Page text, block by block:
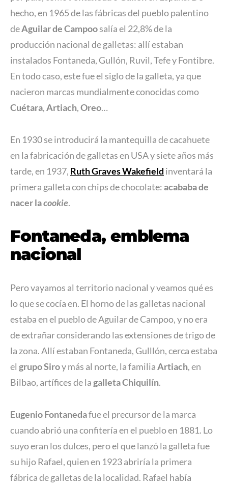
hecho, en 1965 de las fábricas del pueblo palentino
deAguilar de Campoosalía el 22,8% de la
producción nacional de galletas: allí estaban
instalados Fontaneda, Gullón, Ruvil, Tefe y Fontibre.
En todo caso, este fue el siglo de la galleta, ya que
nacieron marcas mundialmente conocidas como
Cuétara,Artiach,Oreo…
En 1930 se introducirá la mantequilla de cacahuete
en la fabricación de galletas en USA y siete años más
tarde, en 1937, Ruth Graves Wakefield inventará la
primera galleta con chips de chocolate:acababa de
nacer lacookie.
Fontaneda, emblema
nacional
Pero vayamos al territorio nacional y veamos qué es
lo que se cocía en. El horno de las galletas nacional
estaba en el pueblo de Aguilar de Campoo, y no era
de extrañar considerando las extensiones de trigo de
la zona. Allí estaban Fontaneda, Gulllón, cerca estaba
el grupo Siroy más al norte, la familiaArtiach, en
Bilbao, artífices de lagalleta Chiquilín.
Eugenio Fontanedafue el precursor de la marca
cuando abrió una confitería en el pueblo en 1881. Lo
suyo eran los dulces, pero el que lanzó la galleta fue
su hijo Rafael, quien en 1923 abriría la primera
fábrica de galletas de la localidad. Rafael había